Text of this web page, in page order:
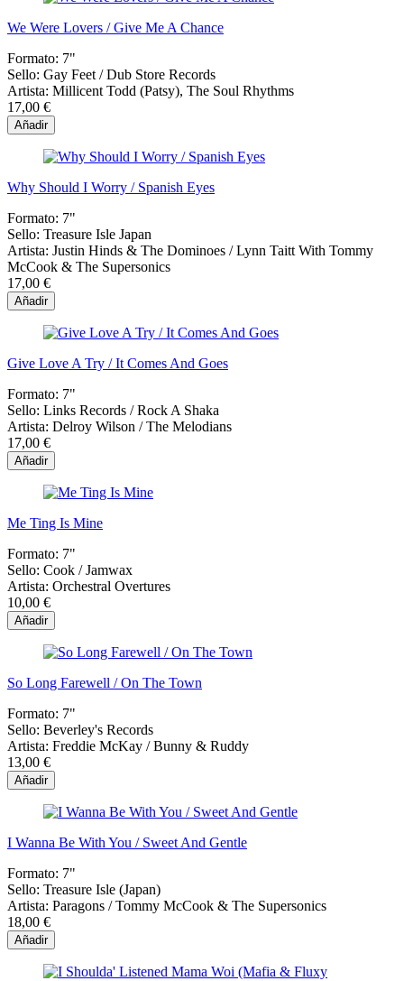
We Were Lovers / Give Me A Chance
Formato: 7"
Sello: Gay Feet ‎/ Dub Store Records
Artista: Millicent Todd (Patsy), The Soul Rhythms
17,00 €
Añadir
Why Should I Worry / Spanish Eyes
Formato: 7"
Sello: Treasure Isle Japan
Artista: Justin Hinds & The Dominoes / Lynn Taitt With Tommy
McCook & The Supersonics
17,00 €
Añadir
Give Love A Try / It Comes And Goes
Formato: 7"
Sello: Links Records / Rock A Shaka
Artista: Delroy Wilson / The Melodians
17,00 €
Añadir
Me Ting Is Mine
Formato: 7"
Sello: Cook / Jamwax
Artista: Orchestral Overtures
10,00 €
Añadir
So Long Farewell / On The Town
Formato: 7"
Sello: Beverley's Records
Artista: Freddie McKay / Bunny & Ruddy
13,00 €
Añadir
I Wanna Be With You / Sweet And Gentle
Formato: 7"
Sello: Treasure Isle (Japan)
Artista: Paragons / Tommy McCook & The Supersonics
18,00 €
Añadir